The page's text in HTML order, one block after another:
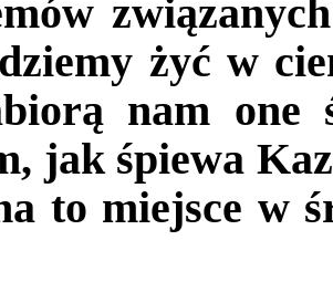
żyć w
nam one
jak śpiewa
to miejsce w